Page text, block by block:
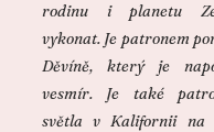
rodinu i planetu
vykonat. Je patronem
Děvíně, který je
vesmír. Je také
světla v Kalifornii na